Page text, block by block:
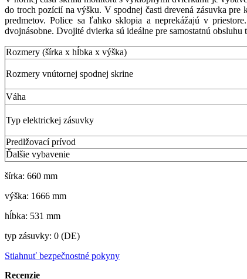
do troch pozícií na výšku. V spodnej časti drevená zásuvka
predmetov. Police sa ľahko sklopia a neprekážajú v
dvojnásobne. Dvojité dvierka sú ideálne pre samostatnú
Rozmery (šírka x hĺbka x výška)
Rozmery vnútornej spodnej skrine
Váha
Typ elektrickej zásuvky
Predlžovací prívod
Ďalšie vybavenie
šírka: 660 mm
výška: 1666 mm
hĺbka: 531 mm
typ zásuvky: 0 (DE)
Stiahnuť bezpečnostné pokyny
Recenzie